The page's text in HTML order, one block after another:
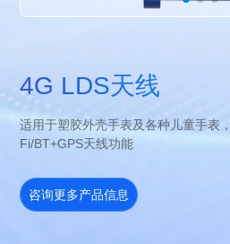
关于我们
4G LDS天线
适用于塑胶外壳手表及各种儿童手表
Fi/BT+GPS天线功能
咨询更多产品信息